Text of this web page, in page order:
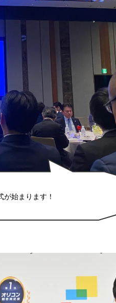
始まります！